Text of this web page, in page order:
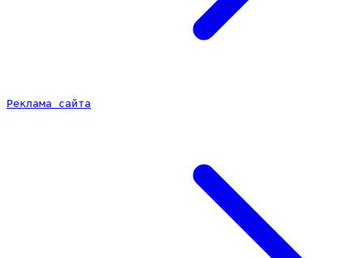
Реклама сайта